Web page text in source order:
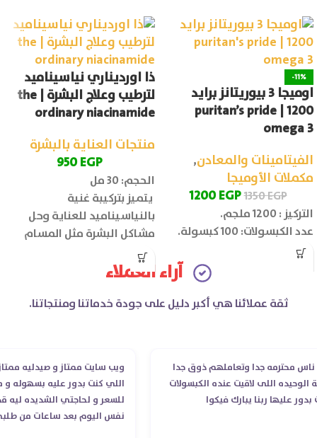
-11%
اوميجا 3 بيوريتانز برايد
1200 | puritan’s pride
omega 3
الفيتامينات والمعادن,
مكملات الأوميجا
1350EGP
1200EGP
التركيز : 1200 ملجم.
عدد الكبسولات: 100 كبسولة.
ذا اورديناري نياسيناميد
لترطيب وعلاج البشرة | the
ordinary niacinamide
منتجات العناية بالبشرة
950EGP
الحجم: 30 مل
يتميز بتركيبة غنية
بالنياسيناميد للعناية وحل
مشاكل البشرة مثل المسام
الواسعة وحب الشباب والبقع
الداكنة.
آراء العملاء
ثقة عملائنا هي أكبر دليل على جودة خدماتنا ومنتجاتنا.
محترمه جدا وتعاملهم ذوق جدا
اللى لاقيت عنده الكبسولات
ربنا يبارك فيكوا
ويب سايت ممتاز و صيدليه ممتازه
اللي كنت بدور عليه بسهوله و من
للسعر و لحاجتي الشديده ليه قدر
نفس اليوم بعد ساعات من طلبي و